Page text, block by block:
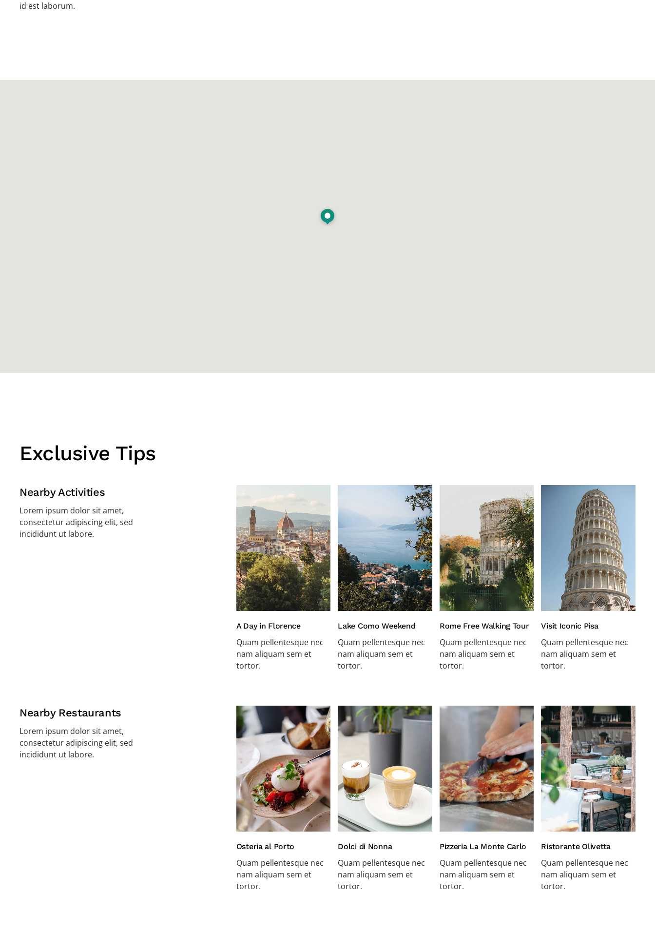
id est laborum.
Exclusive Tips
Nearby Activities
Lorem ipsum dolor sit amet,
consectetur adipiscing elit, sed
incididunt ut labore.
A Day in Florence
Quam pellentesque nec
nam aliquam sem et
tortor.
Lake Como Weekend
Quam pellentesque nec
nam aliquam sem et
tortor.
Rome Free Walking Tour
Quam pellentesque nec
nam aliquam sem et
tortor.
Visit Iconic Pisa
Quam pellentesque nec
nam aliquam sem et
tortor.
Nearby Restaurants
Lorem ipsum dolor sit amet,
consectetur adipiscing elit, sed
incididunt ut labore.
Osteria al Porto
Quam pellentesque nec
nam aliquam sem et
tortor.
Dolci di Nonna
Quam pellentesque nec
nam aliquam sem et
tortor.
Pizzeria La Monte Carlo
Quam pellentesque nec
nam aliquam sem et
tortor.
Ristorante Olivetta
Quam pellentesque nec
nam aliquam sem et
tortor.